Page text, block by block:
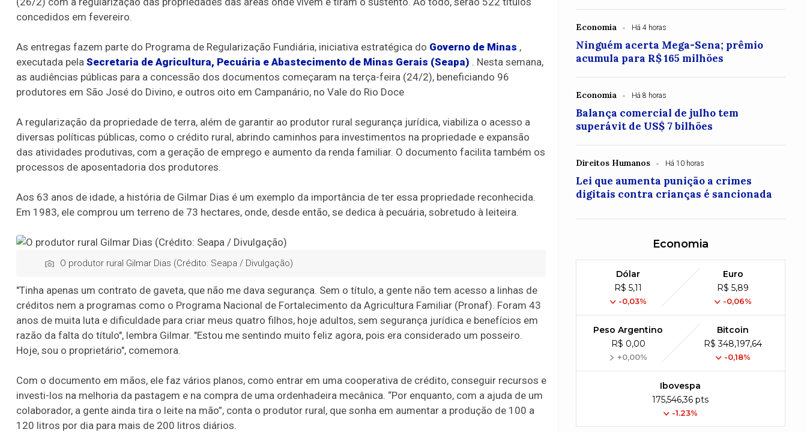
concedidos em fevereiro.
As entregas fazem parte do Programa de Regularização Fundiária, iniciativa estratégica do Governo de Minas ,
executada pela Secretaria de Agricultura, Pecuária e Abastecimento de Minas Gerais (Seapa) . Nesta semana,
as audiências públicas para a concessão dos documentos começaram na terça-feira (24/2), beneficiando 96
produtores em São José do Divino, e outros oito em Campanário, no Vale do Rio Doce
A regularização da propriedade de terra, além de garantir ao produtor rural segurança jurídica, viabiliza o acesso a
diversas políticas públicas, como o crédito rural, abrindo caminhos para investimentos na propriedade e expansão
das atividades produtivas, com a geração de emprego e aumento da renda familiar. O documento facilita também os
processos de aposentadoria dos produtores.
Aos 63 anos de idade, a história de Gilmar Dias é um exemplo da importância de ter essa propriedade reconhecida.
Em 1983, ele comprou um terreno de 73 hectares, onde, desde então, se dedica à pecuária, sobretudo à leiteira.
O produtor rural Gilmar Dias (Crédito: Seapa / Divulgação)
"Tinha apenas um contrato de gaveta, que não me dava segurança. Sem o título, a gente não tem acesso a linhas de
créditos nem a programas como o Programa Nacional de Fortalecimento da Agricultura Familiar (Pronaf). Foram 43
anos de muita luta e dificuldade para criar meus quatro filhos, hoje adultos, sem segurança jurídica e benefícios em
razão da falta do título", lembra Gilmar. "Estou me sentindo muito feliz agora, pois era considerado um posseiro.
Hoje, sou o proprietário", comemora.
Com o documento em mãos, ele faz vários planos, como entrar em uma cooperativa de crédito, conseguir recursos e
investi-los na melhoria da pastagem e na compra de uma ordenhadeira mecânica. “Por enquanto, com a ajuda de um
colaborador, a gente ainda tira o leite na mão”, conta o produtor rural, que sonha em aumentar a produção de 100 a
120 litros por dia para mais de 200 litros diários.
Economia Há 4 horas
Ninguém acerta Mega-Sena; prêmio
acumula para R$ 165 milhões
Economia Há 8 horas
Balança comercial de julho tem
superávit de US$ 7 bilhões
Direitos Humanos Há 10 horas
Lei que aumenta punição a crimes
digitais contra crianças é sancionada
Economia
Dólar
R$ 5,11
-0,03%
Euro
R$ 5,89
-0,06%
Peso Argentino
R$ 0,00
+0,00%
Bitcoin
R$ 348,197,64
-0,18%
Ibovespa
175,546,36 pts
-1.23%